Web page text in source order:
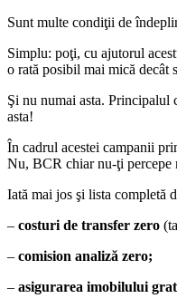
Sunt multe condiţii de
Simplu: poţi, cu ajutorul
o rată posibil mai mică decât
Şi nu numai asta. Principalul
asta!
În cadrul acestei campanii
Nu, BCR chiar nu-ţi percepe
Iată mai jos şi lista completă
– costuri de transfer zero
– comision analiză zero;
– asigurarea imobilului